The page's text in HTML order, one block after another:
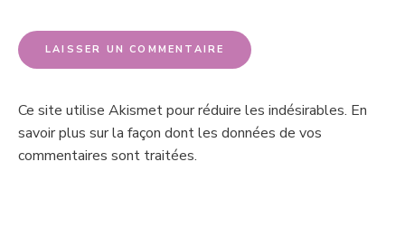
Ce site utilise Akismet pour réduire les indésirables. En
savoir plus sur la façon dont les données de vos
commentaires sont traitées.